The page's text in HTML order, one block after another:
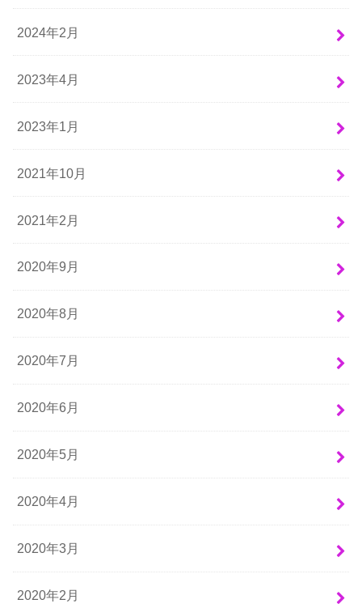
2024年2月
2023年4月
2023年1月
2021年10月
2021年2月
2020年9月
2020年8月
2020年7月
2020年6月
2020年5月
2020年4月
2020年3月
2020年2月